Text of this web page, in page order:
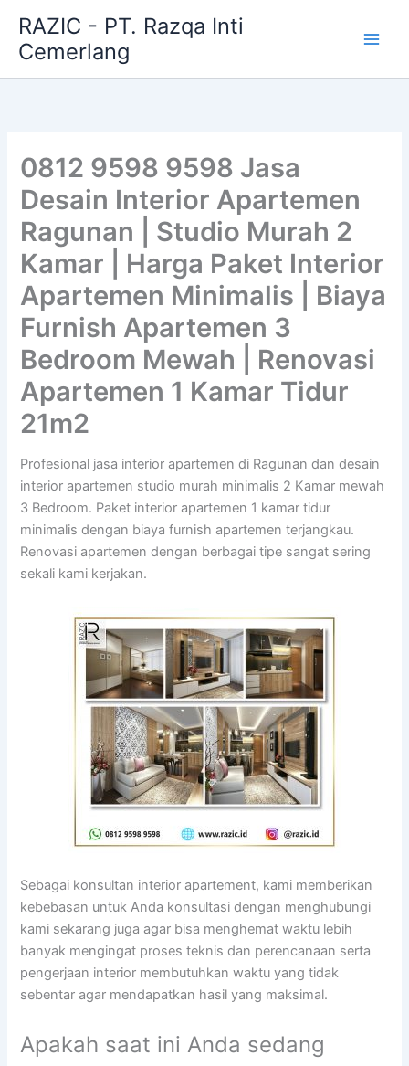
content
RAZIC - PT. Razqa Inti
Cemerlang
0812 9598 9598 Jasa
Desain Interior Apartemen
Ragunan | Studio Murah 2
Kamar | Harga Paket Interior
Apartemen Minimalis | Biaya
Furnish Apartemen 3
Bedroom Mewah | Renovasi
Apartemen 1 Kamar Tidur
21m2
Profesional jasa interior apartemen di Ragunan dan desain
interior apartemen studio murah minimalis 2 Kamar mewah
3 Bedroom. Paket interior apartemen 1 kamar tidur
minimalis dengan biaya furnish apartemen terjangkau.
Renovasi apartemen dengan berbagai tipe sangat sering
sekali kami kerjakan.
Sebagai konsultan interior apartement, kami memberikan
kebebasan untuk Anda konsultasi dengan menghubungi
kami sekarang juga agar bisa menghemat waktu lebih
banyak mengingat proses teknis dan perencanaan serta
pengerjaan interior membutuhkan waktu yang tidak
sebentar agar mendapatkan hasil yang maksimal.
Apakah saat ini Anda sedang